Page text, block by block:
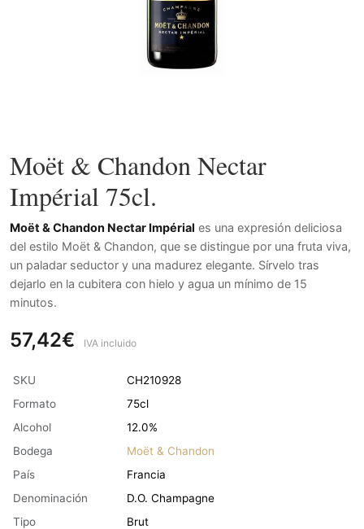
Moët & Chandon Nectar
Impérial 75cl.
Moët & Chandon Nectar Impérial es una expresión deliciosa
del estilo Moët & Chandon, que se distingue por una fruta viva,
un paladar seductor y una madurez elegante. Sírvelo tras
dejarlo en la cubitera con hielo y agua un mínimo de 15
minutos.
57,42€ IVA incluido
SKU
CH210928
Formato
75cl
Alcohol
12.0%
Bodega
Moët & Chandon
País
Francia
Denominación
D.O. Champagne
Tipo
Brut